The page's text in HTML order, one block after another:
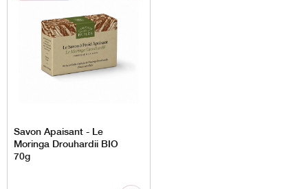
Savon Apaisant - Le
Moringa Drouhardii BIO
70g